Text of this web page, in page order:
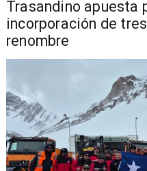
Trasandino apuesta
incorporación de
renombre